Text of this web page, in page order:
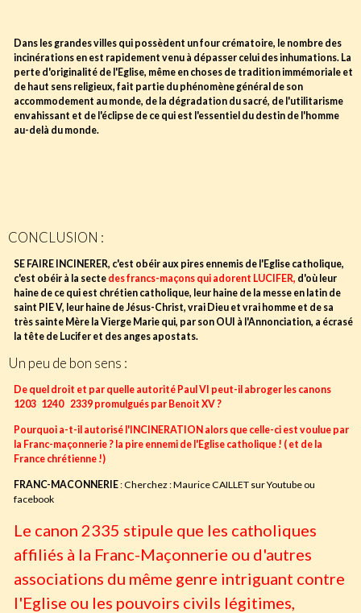
Dans les grandes villes qui possèdent un four crématoire, le nombre des
incinérations en est rapidement venu à dépasser celui des inhumations. La
perte d'originalité de l'Eglise, même en choses de tradition immémoriale et
de haut sens religieux, fait partie du phénomène général de son
accommodement au monde, de la dégradation du sacré, de l'utilitarisme
envahissant et de l'éclipse de ce qui est l'essentiel du destin de l'homme
au-delà du monde.
CONCLUSION :
SE FAIRE INCINERER, c'est obéir aux pires ennemis de l'Eglise catholique,
c'est obéir à la secte des francs-maçons qui adorent LUCIFER, d'où leur
haine de ce qui est chrétien catholique, leur haine de la messe en latin de
saint PIE V, leur haine de Jésus-Christ, vrai Dieu et vrai homme et de sa
très sainte Mère la Vierge Marie qui, par son OUI à l'Annonciation, a écrasé
la tête de Lucifer et des anges apostats.
Un peu de bon sens :
De quel droit et par quelle autorité Paul VI peut-il abroger les canons
1203 1240 2339 promulgués par Benoit XV ?
Pourquoi a-t-il autorisé l'INCINERATION alors que celle-ci est voulue par
la Franc-maçonnerie ? la pire ennemi de l'Eglise catholique ! ( et de la
France chrétienne !)
FRANC-MACONNERIE: Cherchez : Maurice CAILLET sur Youtube ou
facebook
Le canon 2335 stipule que les catholiques
affiliés à la Franc-Maçonnerie ou d'autres
associations du même genre intriguant contre
l'Eglise ou les pouvoirs civils légitimes,